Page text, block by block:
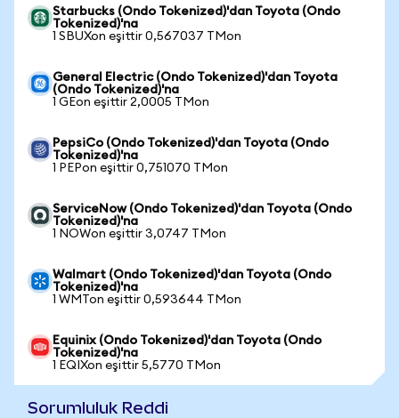
Starbucks (Ondo Tokenized)'dan Toyota (Ondo
Tokenized)'na
1 SBUXon eşittir 0,567037 TMon
General Electric (Ondo Tokenized)'dan Toyota
(Ondo Tokenized)'na
1 GEon eşittir 2,0005 TMon
PepsiCo (Ondo Tokenized)'dan Toyota (Ondo
Tokenized)'na
1 PEPon eşittir 0,751070 TMon
ServiceNow (Ondo Tokenized)'dan Toyota (Ondo
Tokenized)'na
1 NOWon eşittir 3,0747 TMon
Walmart (Ondo Tokenized)'dan Toyota (Ondo
Tokenized)'na
1 WMTon eşittir 0,593644 TMon
Equinix (Ondo Tokenized)'dan Toyota (Ondo
Tokenized)'na
1 EQIXon eşittir 5,5770 TMon
Sorumluluk Reddi